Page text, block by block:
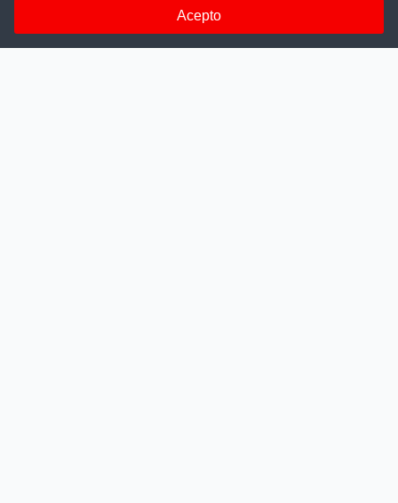
la difusión y transparencia de los concursos públicos, además
ayudamos a las instituciones a encontrar a los mejores
talentos. A nuestros usuarios le brindamos en un solo lugar
Acepto